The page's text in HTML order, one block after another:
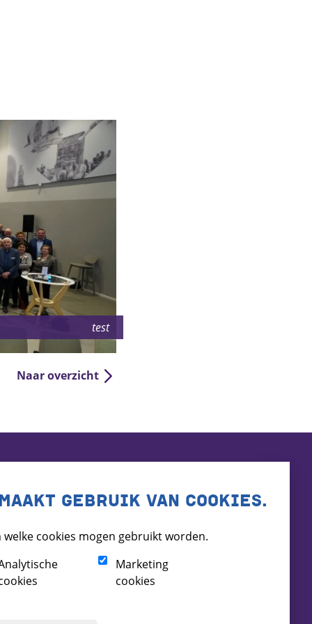
test
Naar overzicht
GEBRUIK VAN COOKIES.
cookies mogen gebruikt worden.
Marketing
cookies